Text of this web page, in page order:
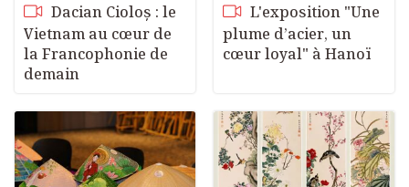
Dacian Cioloș : le
Vietnam au cœur de
la Francophonie de
demain
L'exposition "Une
plume d’acier, un
cœur loyal" à Hanoï